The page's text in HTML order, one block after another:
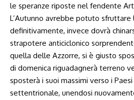
le speranze riposte nel fendente
L’Autunno avrebbe potuto sfruttare
definitivamente, invece dovrà
strapotere anticiclonico
quella delle Azzorre, si è giusto
di domenica riguadagnerà terreno
sposterà i suoi massimi verso i
settentrionale, unendosi